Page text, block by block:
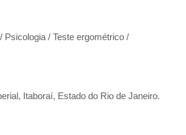
Psicologia / Teste ergométrico /
Itaboraí, Estado do Rio de Janeiro.